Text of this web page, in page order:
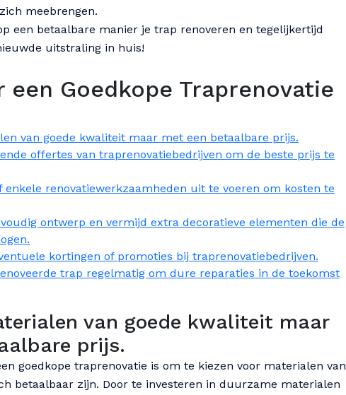
meebrengen.
een betaalbare manier je trap renoveren en tegelijkertijd
uitstraling in huis!
een Goedkope Traprenovatie
van goede kwaliteit maar met een betaalbare prijs.
offertes van traprenovatiebedrijven om de beste prijs te
enkele renovatiewerkzaamheden uit te voeren om kosten te
ontwerp en vermijd extra decoratieve elementen die de
kortingen of promoties bij traprenovatiebedrijven.
trap regelmatig om dure reparaties in de toekomst
van goede kwaliteit maar
prijs.
goedkope traprenovatie is om te kiezen voor materialen van
betaalbaar zijn. Door te investeren in duurzame materialen